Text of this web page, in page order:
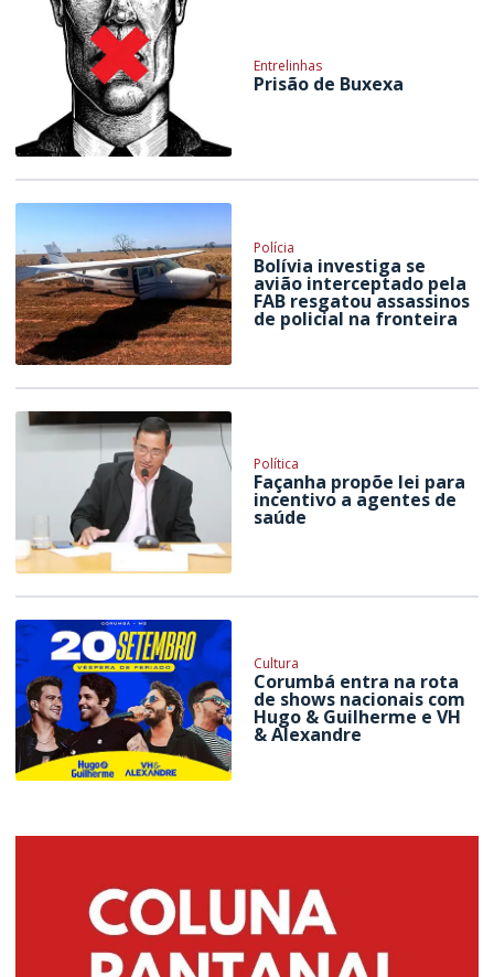
Entrelinhas
Prisão de Buxexa
Polícia
Bolívia investiga se
avião interceptado pela
FAB resgatou assassinos
de policial na fronteira
Política
Façanha propõe lei para
incentivo a agentes de
saúde
Cultura
Corumbá entra na rota
de shows nacionais com
Hugo & Guilherme e VH
& Alexandre